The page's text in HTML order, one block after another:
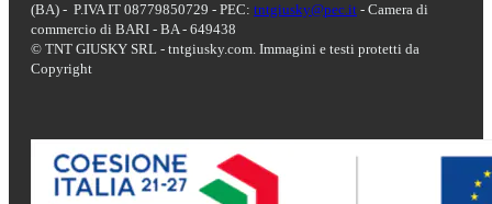
(BA) - P.IVA IT 08779850729 - PEC: tntgiusky@pec.it - Camera di
commercio di BARI - BA - 649438
© TNT GIUSKY SRL - tntgiusky.com. Immagini e testi protetti da
Copyright